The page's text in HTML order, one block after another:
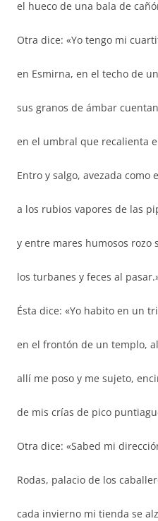
el hueco de una bala de
Otra dice: «Yo tengo mi
en Esmirna, en el techo de
sus granos de ámbar
en el umbral que recalienta
Entro y salgo, avezada como
a los rubios vapores de las
y entre mares humosos rozo
los turbanes y feces al
Ésta dice: «Yo habito en un
en el frontón de un templo,
allí me poso y me sujeto,
de mis crías de pico
Otra dice: «Sabed mi
Rodas, palacio de los
cada invierno mi tienda se